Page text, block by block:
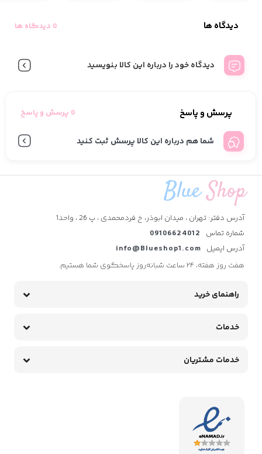
دیدگاه ها 0 دیدگاه ها
دیدگاه خود را درباره این کالا بنویسید
پرسش و پاسخ 0 پرسش و پاسخ
شما هم درباره این کالا پرسش ثبت کنید
آدرس دفتر: تهران ، میدان ابوذر، خ فردمحمدی ، پ 26 ، واحد1
شماره تماس 09106624012
آدرس ایمیل info@Blueshop1.com
هفت روز هفته، ۲۴ ساعت شبانه‌روز پاسخگوی شما هستیم.
راهنمای خرید
خدمات
خدمات مشتریان